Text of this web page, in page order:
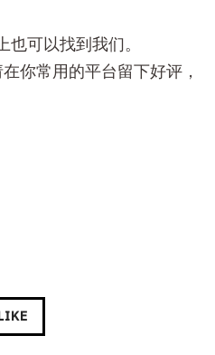
可以找到我们。
你常用的平台留下好评，